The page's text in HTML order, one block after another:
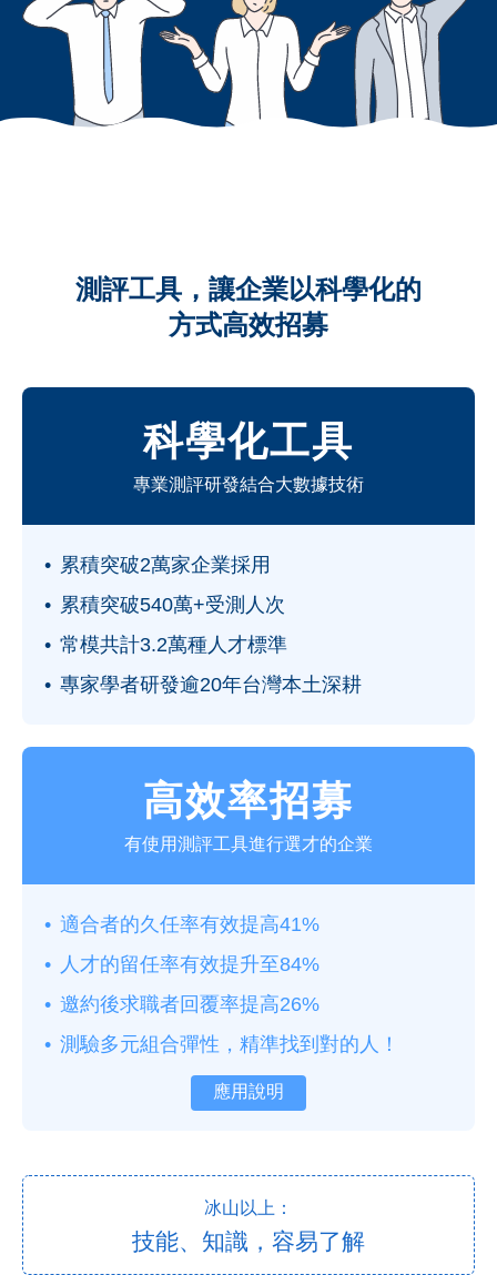
測評工具，讓企業以科學化的
方式高效招募
科學化工具
專業測評研發結合大數據技術
累積突破2萬家企業採用
累積突破540萬+受測人次
常模共計3.2萬種人才標準
專家學者研發逾20年台灣本土深耕
高效率招募
有使用測評工具進行選才的企業
適合者的久任率有效提高41%
人才的留任率有效提升至84%
邀約後求職者回覆率提高26%
測驗多元組合彈性，精準找到對的人！
應用說明
冰山以上：
技能、知識，容易了解